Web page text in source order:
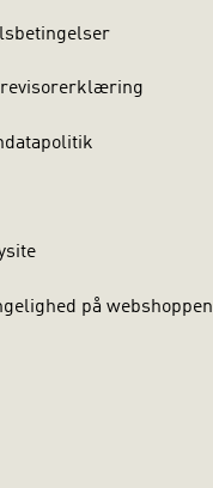
revisorerklæring
på webshoppen